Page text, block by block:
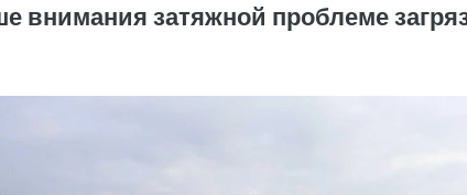
внимания затяжной проблеме